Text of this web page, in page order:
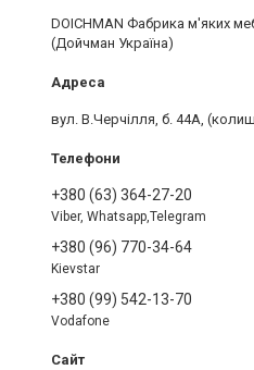
DOICHMAN Фабрика м'яких
(Дойчман Україна)
вул. В.Черчілля, б. 44А,
+380 (63) 364-27-20
Viber, Whatsapp,Telegram
+380 (96) 770-34-64
Kievstar
+380 (99) 542-13-70
Vodafone